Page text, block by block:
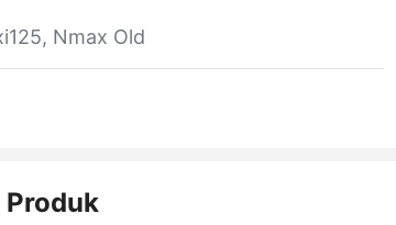
Nmax Old